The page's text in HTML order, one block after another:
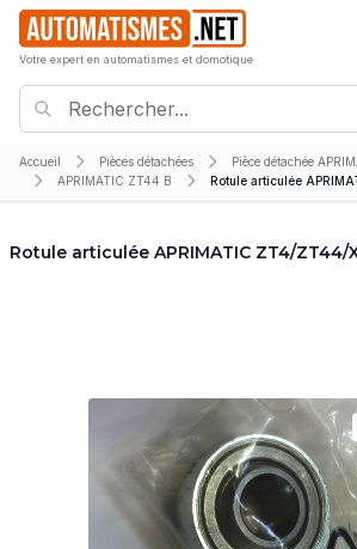
Votre expert en automatismes et domotique
Accueil Pièces détachées
Pièce détachée
APRIMATIC ZT44 B
Rotule articulée
Rotule articulée APRIMATIC ZT4/ZT44/